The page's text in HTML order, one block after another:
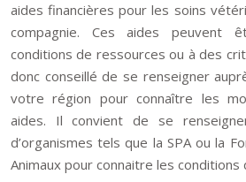
aides financières pour les soins
compagnie. Ces aides peuvent
conditions de ressources ou à des
donc conseillé de se renseigner
votre région pour connaître les
aides. Il convient de se
d’organismes tels que la SPA ou la
Animaux pour connaitre les conditions